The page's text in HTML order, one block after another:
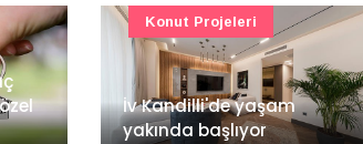
BAE’nin ilk yüksek hızlı
demiryolu projesine Kalyon
İnşaat imzası
Ulaşım